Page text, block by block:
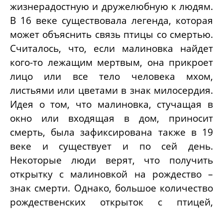
жизнерадостную и дружелюбную к людям.
В 16 веке существовала легенда, которая
может объяснить связь птицы со смертью.
Считалось, что, если малиновка найдет
кого-то лежащим мертвым, она прикроет
лицо или все тело человека мхом,
листьями или цветами в знак милосердия.
Идея о том, что малиновка, стучащая в
окно или входящая в дом, приносит
смерть, была зафиксирована также в 19
веке и существует и по сей день.
Некоторые люди верят, что получить
открытку с малиновкой на рождество –
знак смерти. Однако, большое количество
рождественских открыток с птицей,